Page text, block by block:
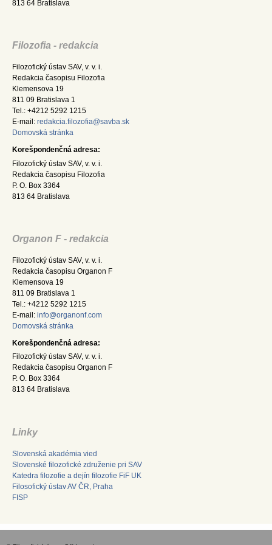
813 64 Bratislava
Filozofia - redakcia
Filozofický ústav SAV, v. v. i.
Redakcia časopisu Filozofia
Klemensova 19
811 09 Bratislava 1
Tel.: +4212 5292 1215
E-mail: redakcia.filozofia@savba.sk
Domovská stránka
Korešpondenčná adresa:
Filozofický ústav SAV, v. v. i.
Redakcia časopisu Filozofia
P. O. Box 3364
813 64 Bratislava
Organon F - redakcia
Filozofický ústav SAV, v. v. i.
Redakcia časopisu Organon F
Klemensova 19
811 09 Bratislava 1
Tel.: +4212 5292 1215
E-mail: info@organonf.com
Domovská stránka
Korešpondenčná adresa:
Filozofický ústav SAV, v. v. i.
Redakcia časopisu Organon F
P. O. Box 3364
813 64 Bratislava
Linky
Slovenská akadémia vied
Slovenské filozofické združenie pri SAV
Katedra filozofie a dejín filozofie FiF UK
Filosofický ústav AV ČR, Praha
FISP